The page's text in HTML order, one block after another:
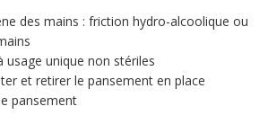
des mains : friction hydro-alcoolique ou
usage unique non stériles
et retirer le pansement en place
pansement